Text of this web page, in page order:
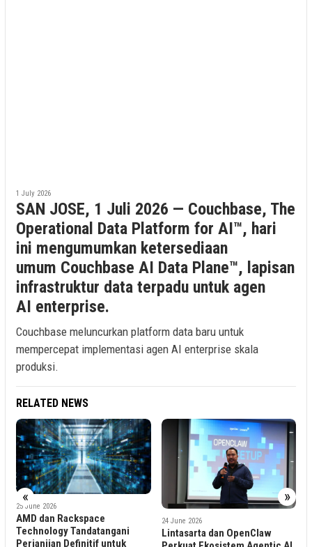
1 July 2026
SAN JOSE, 1 Juli 2026 — Couchbase, The
Operational Data Platform for AI™, hari
ini mengumumkan ketersediaan
umum Couchbase AI Data Plane™, lapisan
infrastruktur data terpadu untuk agen
AI enterprise.
Couchbase meluncurkan platform data baru untuk
mempercepat implementasi agen AI enterprise skala
produksi.
RELATED NEWS
« »
untuk
24 June 2026
Lintasarta dan OpenClaw
Memperkenalkan Ejen